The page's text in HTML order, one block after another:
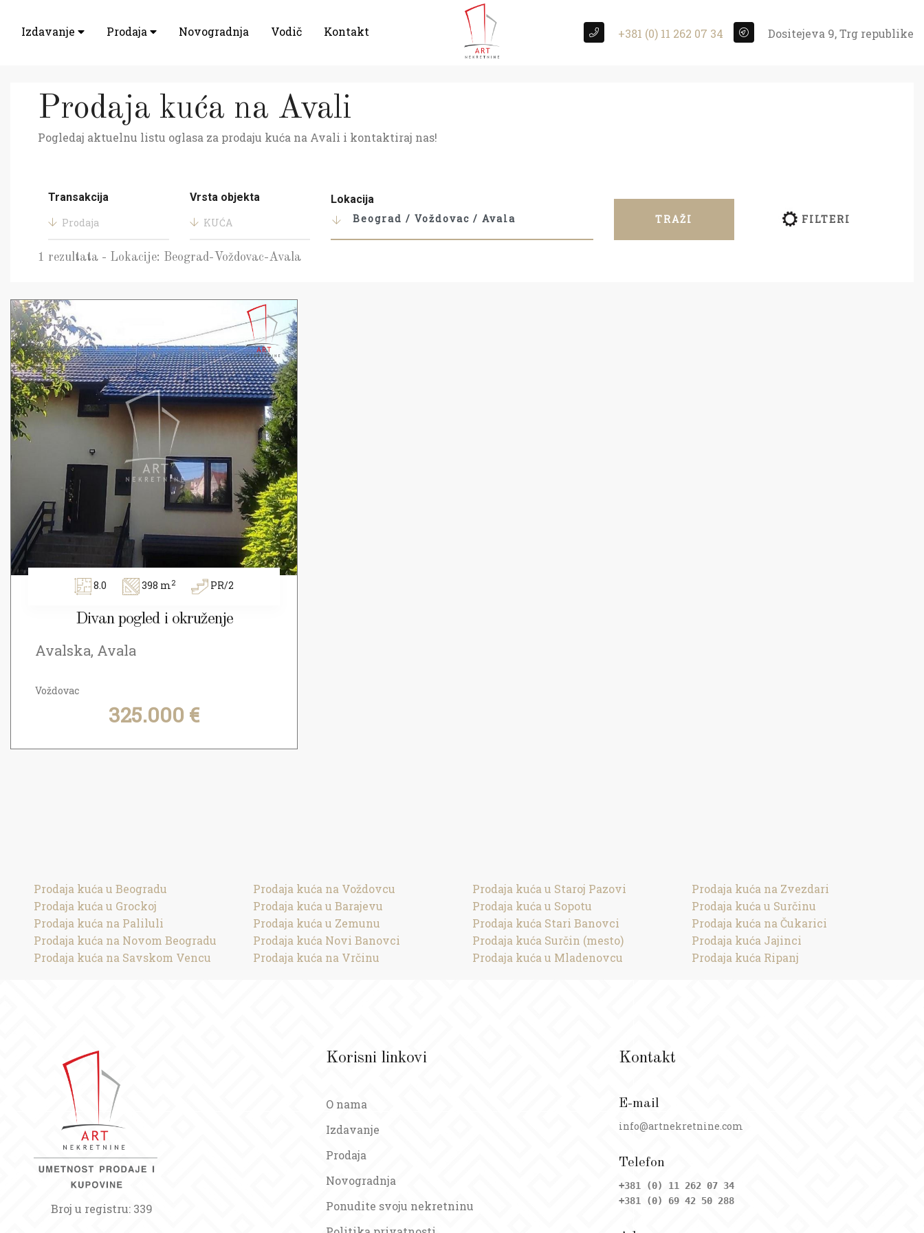
Izdavanje Prodaja Novogradnja Vodič Kontakt +381 (0) 11 262 07 34 Dositejeva 9, Trg republike
Prodaja kuća na Avali
Pogledaj aktuelnu listu oglasa za prodaju kuća na Avali i kontaktiraj nas!
Transakcija
Prodaja
Vrsta objekta
KUĆA
Lokacija
Beograd / Voždovac / Avala
TRAŽI FILTERI
1 rezultata - Lokacije: Beograd-Voždovac-Avala
8.0 398 m2 PR/2
Divan pogled i okruženje
Avalska, Avala
Voždovac
325.000 €
Prodaja kuća u Beogradu
Prodaja kuća u Grockoj
Prodaja kuća na Paliluli
Prodaja kuća na Novom Beogradu
Prodaja kuća na Savskom Vencu
Prodaja kuća na Voždovcu
Prodaja kuća u Barajevu
Prodaja kuća u Zemunu
Prodaja kuća Novi Banovci
Prodaja kuća na Vrčinu
Prodaja kuća u Staroj Pazovi
Prodaja kuća u Sopotu
Prodaja kuća Stari Banovci
Prodaja kuća Surčin (mesto)
Prodaja kuća u Mladenovcu
Prodaja kuća na Zvezdari
Prodaja kuća u Surčinu
Prodaja kuća na Čukarici
Prodaja kuća Jajinci
Prodaja kuća Ripanj
Broj u registru: 339
Korisni linkovi
O nama
Izdavanje
Prodaja
Novogradnja
Ponudite svoju nekretninu
Kontakt
E-mail
info@artnekretnine.com
Telefon
+381 (0) 11 262 07 34
+381 (0) 69 42 50 288